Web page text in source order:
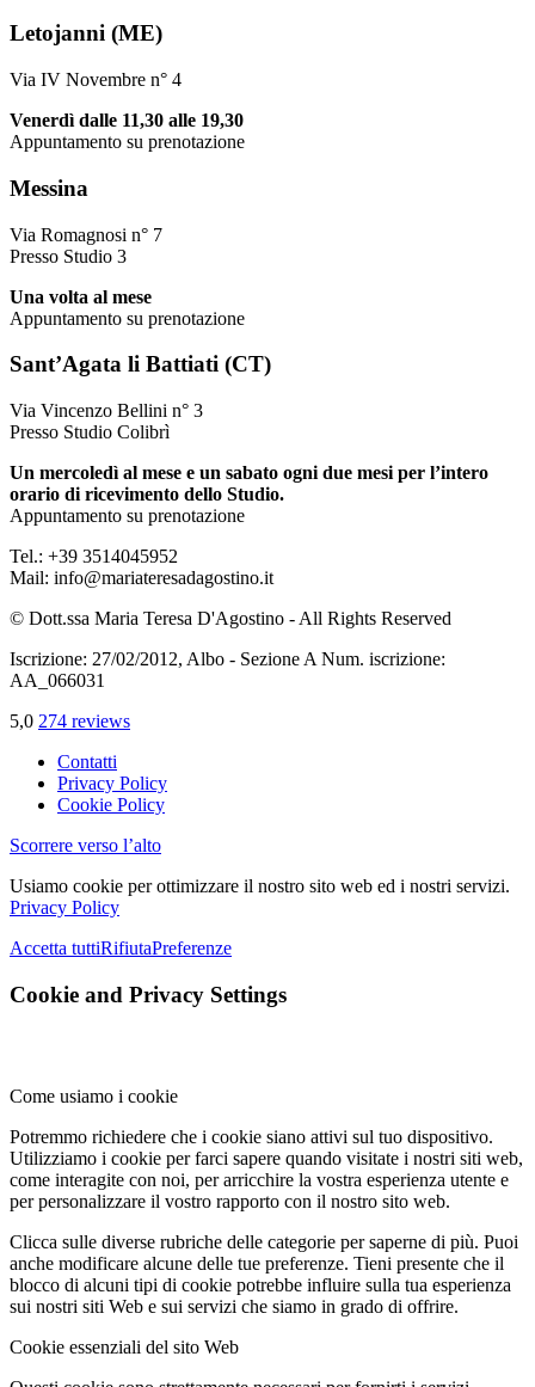
Letojanni (ME)
Via IV Novembre n° 4
Venerdì dalle 11,30 alle 19,30
Appuntamento su prenotazione
Messina
Via Romagnosi n° 7
Presso Studio 3
Una volta al mese
Appuntamento su prenotazione
Sant’Agata li Battiati (CT)
Via Vincenzo Bellini n° 3
Presso Studio Colibrì
Un mercoledì al mese e un sabato ogni due mesi per l’intero
orario di ricevimento dello Studio.
Appuntamento su prenotazione
Tel.: +39 3514045952
Mail: info@mariateresadagostino.it
© Dott.ssa Maria Teresa D'Agostino - All Rights Reserved
Iscrizione: 27/02/2012, Albo - Sezione A Num. iscrizione:
AA_066031
5,0 274 reviews
Contatti
Privacy Policy
Cookie Policy
Scorrere verso l’alto
Usiamo cookie per ottimizzare il nostro sito web ed i nostri servizi.
Privacy Policy
Accetta tuttiRifiutaPreferenze
Cookie and Privacy Settings
Come usiamo i cookie
Potremmo richiedere che i cookie siano attivi sul tuo dispositivo.
Utilizziamo i cookie per farci sapere quando visitate i nostri siti web,
come interagite con noi, per arricchire la vostra esperienza utente e
per personalizzare il vostro rapporto con il nostro sito web.
Clicca sulle diverse rubriche delle categorie per saperne di più. Puoi
anche modificare alcune delle tue preferenze. Tieni presente che il
blocco di alcuni tipi di cookie potrebbe influire sulla tua esperienza
sui nostri siti Web e sui servizi che siamo in grado di offrire.
Cookie essenziali del sito Web